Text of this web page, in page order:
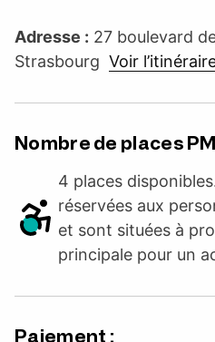
Adresse : 27 boulevard
Strasbourg Voir
Nombre de places
4 places
réservées aux
et sont situées à
principale pour un
Paiement :